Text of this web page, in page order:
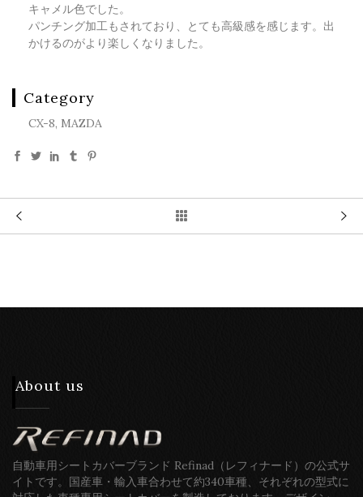
キャメル色でした。
パンチング加工もされており、とても高級感を感じます。出
かけるのがより楽しくなりました。
Category
CX-8, MAZDA
About us
自動車用シートカバーブランド Refinad（レフィナード）の公式サ
イトです。国産車・輸入車合わせて約340車種、それぞれの型式に